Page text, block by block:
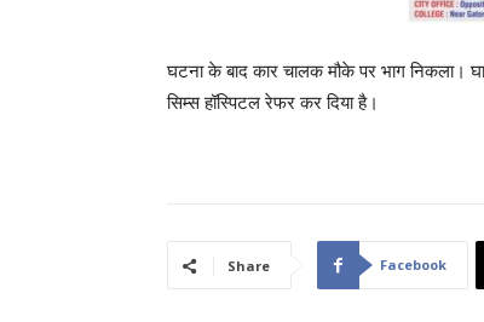
घटना के बाद कार चालक मौके पर भाग निकला।
सिम्स हॉस्पिटल रेफर कर दिया है।
Share Facebook